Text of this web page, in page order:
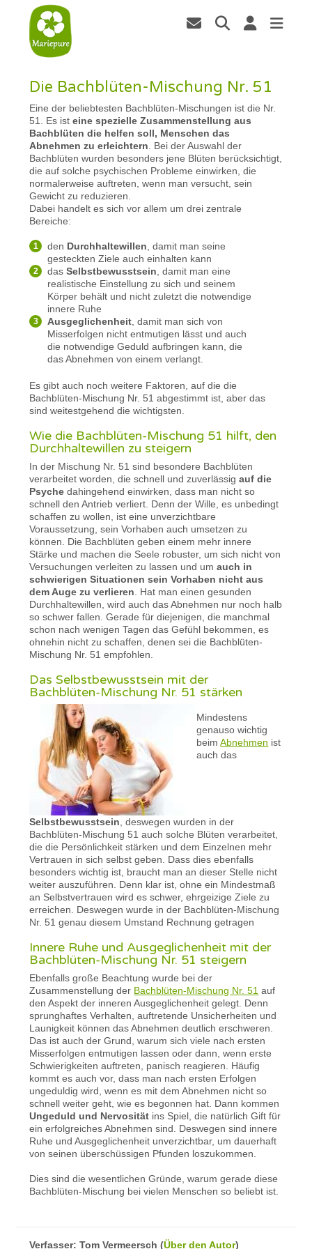
Die Bachblüten-Mischung Nr. 51
Eine der beliebtesten Bachblüten-Mischungen ist die Nr.
51. Es isteine spezielle Zusammenstellung aus
Bachblüten die helfen soll, Menschen das
Abnehmen zu erleichtern . Bei der Auswahl der
Bachblüten wurden besonders jene Blüten berücksichtigt,
die auf solche psychischen Probleme einwirken, die
normalerweise auftreten, wenn man versucht, sein
Gewicht zu reduzieren.
Dabei handelt es sich vor allem um drei zentrale
Bereiche:
den Durchhaltewillen , damit man seine
gesteckten Ziele auch einhalten kann
dasSelbstbewusstsein , damit man eine
realistische Einstellung zu sich und seinem
Körper behält und nicht zuletzt die notwendige
innere Ruhe
Ausgeglichenheit , damit man sich von
Misserfolgen nicht entmutigen lässt und auch
die notwendige Geduld aufbringen kann, die
das Abnehmen von einem verlangt.
Es gibt auch noch weitere Faktoren, auf die die
Bachblüten-Mischung Nr. 51 abgestimmt ist, aber das
sind weitestgehend die wichtigsten.
Wie die Bachblüten-Mischung 51 hilft, den
Durchhaltewillen zu steigern
In der Mischung Nr. 51 sind besondere Bachblüten
verarbeitet worden, die schnell und zuverlässigauf die
Psyche dahingehend einwirken, dass man nicht so
schnell den Antrieb verliert. Denn der Wille, es unbedingt
schaffen zu wollen, ist eine unverzichtbare
Voraussetzung, sein Vorhaben auch umsetzen zu
können. Die Bachblüten geben einem mehr innere
Stärke und machen die Seele robuster, um sich nicht von
Versuchungen verleiten zu lassen und umauch in
schwierigen Situationen sein Vorhaben nicht aus
dem Auge zu verlieren . Hat man einen gesunden
Durchhaltewillen, wird auch das Abnehmen nur noch halb
so schwer fallen. Gerade für diejenigen, die manchmal
schon nach wenigen Tagen das Gefühl bekommen, es
ohnehin nicht zu schaffen, denen sei die Bachblüten-
Mischung Nr. 51 empfohlen.
Das Selbstbewusstsein mit der
Bachblüten-Mischung Nr. 51 stärken
Mindestens
genauso wichtig
beimAbnehmen ist
auch das
Selbstbewusstsein , deswegen wurden in der
Bachblüten-Mischung 51 auch solche Blüten verarbeitet,
die die Persönlichkeit stärken und dem Einzelnen mehr
Vertrauen in sich selbst geben. Dass dies ebenfalls
besonders wichtig ist, braucht man an dieser Stelle nicht
weiter auszuführen. Denn klar ist, ohne ein Mindestmaß
an Selbstvertrauen wird es schwer, ehrgeizige Ziele zu
erreichen. Deswegen wurde in der Bachblüten-Mischung
Nr. 51 genau diesem Umstand Rechnung getragen
Innere Ruhe und Ausgeglichenheit mit der
Bachblüten-Mischung Nr. 51 steigern
Ebenfalls große Beachtung wurde bei der
Zusammenstellung der Bachblüten-Mischung Nr. 51 auf
den Aspekt der inneren Ausgeglichenheit gelegt. Denn
sprunghaftes Verhalten, auftretende Unsicherheiten und
Launigkeit können das Abnehmen deutlich erschweren.
Das ist auch der Grund, warum sich viele nach ersten
Misserfolgen entmutigen lassen oder dann, wenn erste
Schwierigkeiten auftreten, panisch reagieren. Häufig
kommt es auch vor, dass man nach ersten Erfolgen
ungeduldig wird, wenn es mit dem Abnehmen nicht so
schnell weiter geht, wie es begonnen hat. Dann kommen
Ungeduld und Nervosität ins Spiel, die natürlich Gift für
ein erfolgreiches Abnehmen sind. Deswegen sind innere
Ruhe und Ausgeglichenheit unverzichtbar, um dauerhaft
von seinen überschüssigen Pfunden loszukommen.
Dies sind die wesentlichen Gründe, warum gerade diese
Bachblüten-Mischung bei vielen Menschen so beliebt ist.
Verfasser:Tom Vermeersch (Über den Autor)